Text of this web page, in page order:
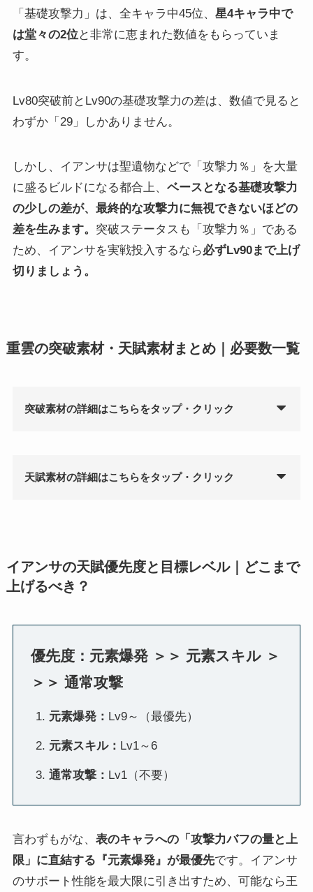
「基礎攻撃力」は、全キャラ中45位、 星4キャラ中で
は堂々の2位と非常に恵まれた数値をもらっていま
す。
Lv80突破前とLv90の基礎攻撃力の差は、数値で見ると
わずか「29」しかありません。
しかし、イアンサは聖遺物などで「攻撃力％」を大量
に盛るビルドになる都合上、 ベースとなる基礎攻撃力
の少しの差が、最終的な攻撃力に無視できないほどの
差を生みます。 突破ステータスも「攻撃力％」である
ため、イアンサを実戦投入するなら必ずLv90まで上げ
切りましょう。
重雲の突破素材・天賦素材まとめ｜必要数一覧
突破素材の詳細はこちらをタップ・クリック
天賦素材の詳細はこちらをタップ・クリック
イアンサの天賦優先度と目標レベル｜どこまで
上げるべき？
優先度：元素爆発 ＞＞ 元素スキル ＞
＞＞ 通常攻撃
元素爆発： Lv9～（最優先）
元素スキル： Lv1～6
通常攻撃： Lv1（不要）
言わずもがな、 表のキャラへの「攻撃力バフの量と上
限」に直結する『元素爆発』が最優先です。イアンサ
のサポート性能を最大限に引き出すため、可能なら王